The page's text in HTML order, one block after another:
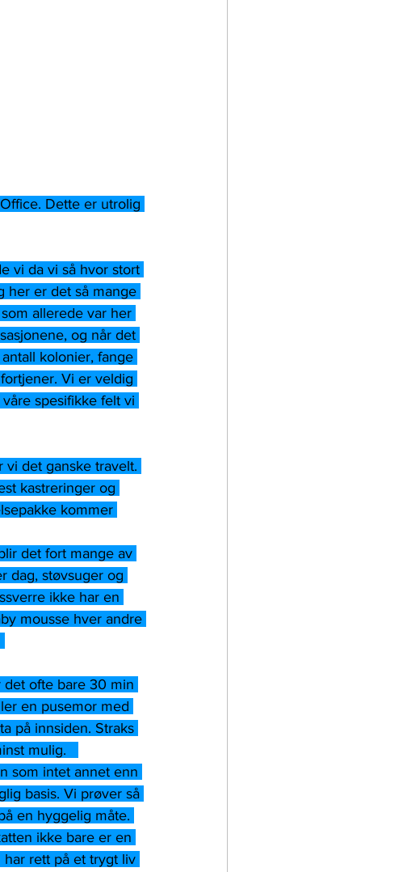
Dette er utrolig
vi da vi så hvor stort
her er det så mange
allerede var her
og når det
kolonier, fange
Vi er veldig
spesifikke felt vi
vi det ganske travelt.
kastreringer og
kommer
det fort mange av
dag, støvsuger og
ikke har en
mousse hver andre
det ofte bare 30 min
en pusemor med
på innsiden. Straks
mulig.
som intet annet enn
basis. Vi prøver så
en hyggelig måte.
ikke bare er en
rett på et trygt liv